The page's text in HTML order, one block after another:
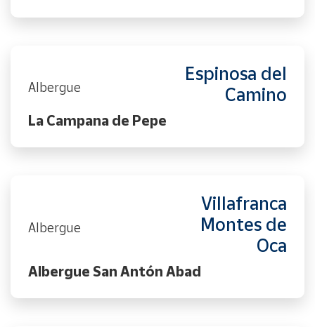
Albergue
Espinosa del
Camino
La Campana de Pepe
Albergue
Villafranca
Montes de
Oca
Albergue San Antón Abad